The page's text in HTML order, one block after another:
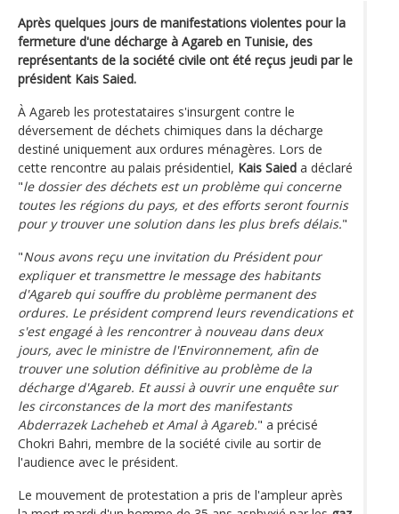
Après quelques jours de manifestations violentes pour la
fermeture d'une décharge à Agareb en Tunisie, des
représentants de la société civile ont été reçus jeudi par le
président Kais Saied.
À Agareb les protestataires s'insurgent contre le
déversement de déchets chimiques dans la décharge
destiné uniquement aux ordures ménagères. Lors de
cette rencontre au palais présidentiel, Kais Saied a déclaré
"le dossier des déchets est un problème qui concerne
toutes les régions du pays, et des efforts seront fournis
pour y trouver une solution dans les plus brefs délais."
"Nous avons reçu une invitation du Président pour
expliquer et transmettre le message des habitants
d'Agareb qui souffre du problème permanent des
ordures. Le président comprend leurs revendications et
s'est engagé à les rencontrer à nouveau dans deux
jours, avec le ministre de l'Environnement, afin de
trouver une solution définitive au problème de la
décharge d'Agareb. Et aussi à ouvrir une enquête sur
les circonstances de la mort des manifestants
Abderrazek Lacheheb et Amal à Agareb." a précisé
Chokri Bahri, membre de la société civile au sortir de
l'audience avec le président.
Le mouvement de protestation a pris de l'ampleur après